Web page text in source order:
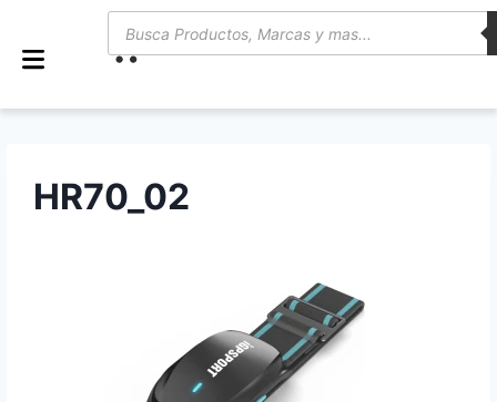
HR70_02